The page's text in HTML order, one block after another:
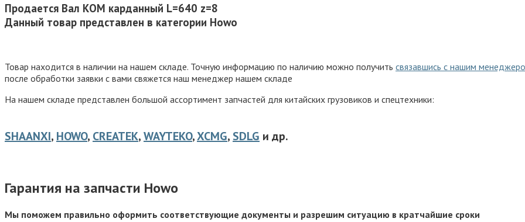
Продается Вал КОМ карданный L=640 z=8
Данный товар представлен в категории Howo
Товар находится в наличии на нашем складе. Точную информацию по наличию можно получить связавшись с нашим
после обработки заявки с вами свяжется наш менеджер нашем складе
На нашем складе представлен большой ассортимент запчастей для китайских грузовиков и спецтехники:
SHAANXI, HOWO, CREATEK,WAYTEKO,XCMG, SDLG и др.
Гарантия на запчасти Howo
Мы поможем правильно оформить соответствующие документы и разрешим ситуацию в кратчайшие сроки